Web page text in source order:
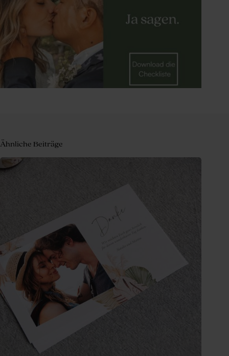
Ähnliche Beiträge